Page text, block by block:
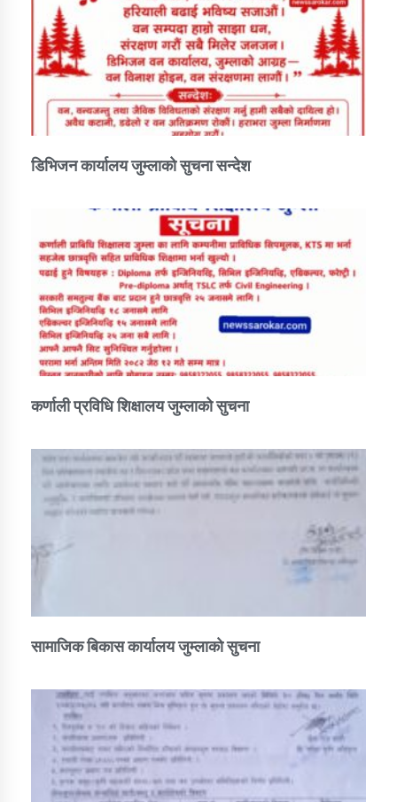
तातोपानी गाउँपालिका जुम्लाको सूचना
डिभिजन कार्यालय जुम्लाको सुचना सन्देश
कर्णाली प्रविधि शिक्षालय जुम्लाको सुचना
सामाजिक बिकास कार्यालय जुम्लाकाे सुचना